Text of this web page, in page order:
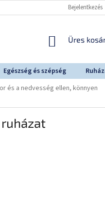
Bejelentkezés
KOSÁR
Üres
Egészség és szépség
és a nedvesség ellen, könnyen
ruházat